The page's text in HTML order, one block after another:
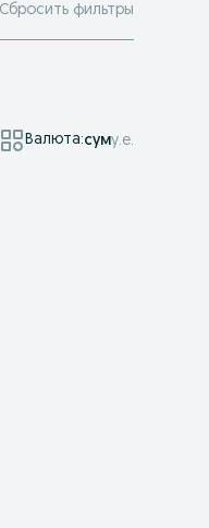
Сбросить фильтры
Валюта:суму.е.